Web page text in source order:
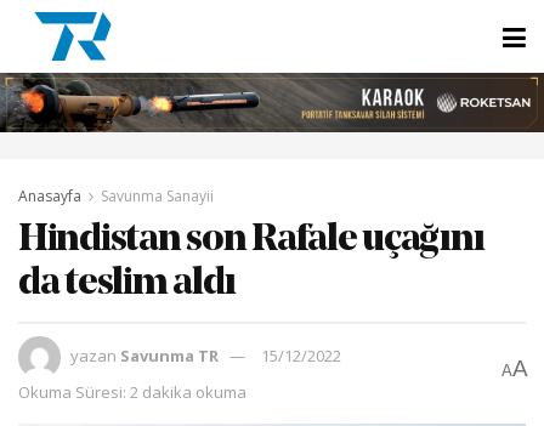
Anasayfa Savunma Sanayii
Hindistan son Rafale uçağını
da teslim aldı
yazan Savunma TR
15/12/2022
Okuma Süresi: 2 dakika okuma
AA